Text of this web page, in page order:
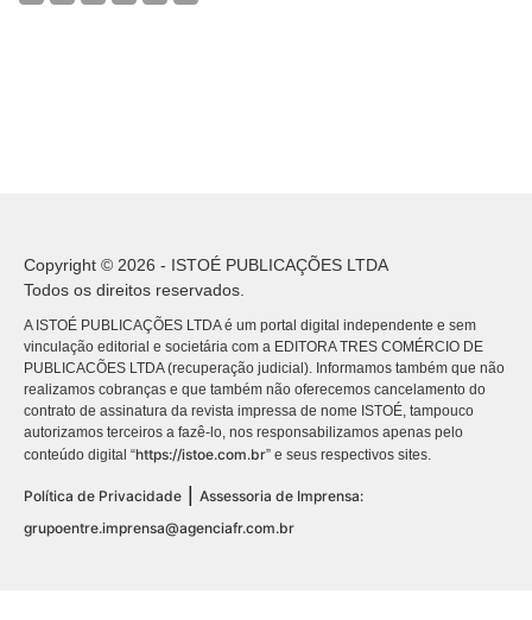
Copyright © 2026 - ISTOÉ PUBLICAÇÕES LTDA
Todos os direitos reservados.
A ISTOÉ PUBLICAÇÕES LTDA é um portal digital independente e sem
vinculação editorial e societária com a EDITORA TRES COMÉRCIO DE
PUBLICACÕES LTDA (recuperação judicial). Informamos também que não
realizamos cobranças e que também não oferecemos cancelamento do
contrato de assinatura da revista impressa de nome ISTOÉ, tampouco
autorizamos terceiros a fazê-lo, nos responsabilizamos apenas pelo
conteúdo digital “https://istoe.com.br” e seus respectivos sites.
Política de Privacidade | Assessoria de Imprensa:
grupoentre.imprensa@agenciafr.com.br